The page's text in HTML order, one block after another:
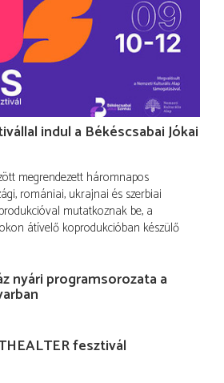
indul a Békéscsabai Jókai
megrendezett háromnapos
romániai, ukrajnai és szerbiai
mutatkoznak be, a
átívelő koprodukcióban készülő
nyári programsorozata a
fesztivál